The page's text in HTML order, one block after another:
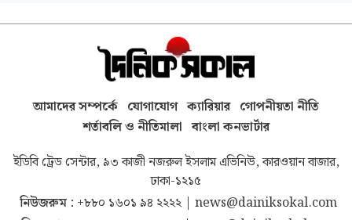
আমাদের সম্পর্কে যোগাযোগ ক্যারিয়ার গোপনীয়তা নীতি
শর্তাবলি ও নীতিমালা বাংলা কনভার্টার
ইডিবি ট্রেড সেন্টার, ৯৩ কাজী নজরুল ইসলাম এভিনিউ, কারওয়ান বাজার,
ঢাকা-১২১৫
নিউজরুম : +৮৮০ ১৬০১ ৯৪ ২২২২| news@dainiksokal.com